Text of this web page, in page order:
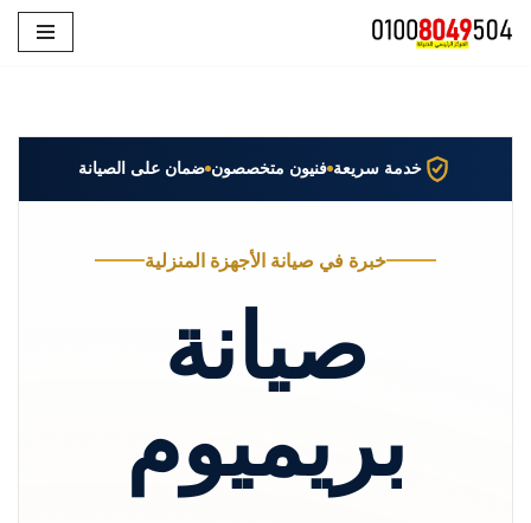
خدمة سريعة فنيون متخصصون ضمان على الصيانة
خبرة في صيانة الأجهزة المنزلية
صيانة
بريميوم